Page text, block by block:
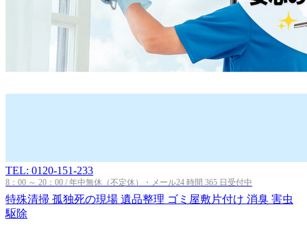
TEL: 0120-151-233
8：00 ～ 20：00 / 年中無休（不定休）・メール24 時間 365 日受付中
特殊清掃 孤独死の現場 遺品整理 ゴミ屋敷片付け 消臭 害虫
駆除